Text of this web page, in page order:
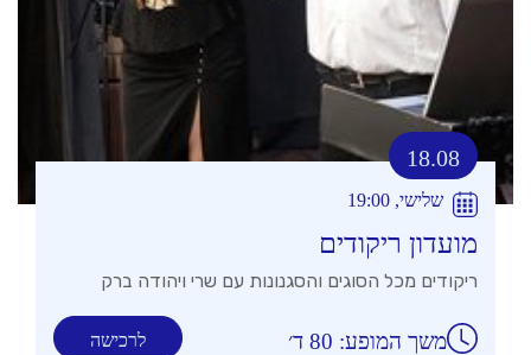
18.08
שלישי, 19:00
מועדון ריקודים
ריקודים מכל הסוגים והסגנונות עם שרי ויהודה ברק
לרכישה משך המופע: 80 ד׳